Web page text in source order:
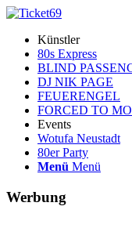
Künstler
80s Express
BLIND
DJ NIK PAGE
FEUERENGEL
FORCED TO
Events
Wotufa Neustadt
80er Party
Menü Menü
Werbung